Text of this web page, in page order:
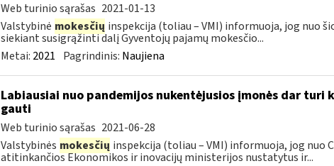
Web turinio sąrašas 2021-01-13
Valstybinė mokesčių inspekcija (toliau – VMI) informuoja, jog nuo
siekiant susigrąžinti dalį Gyventojų pajamų mokesčio...
Metai: 2021 Pagrindinis: Naujiena
Labiausiai nuo pandemijos nukentėjusios įmonės dar
gauti
Web turinio sąrašas 2021-06-28
Valstybinės mokesčių inspekcija (toliau – VMI) informuoja, jog nuo
atitinkančios Ekonomikos ir inovacijų ministerijos nustatytus ir...